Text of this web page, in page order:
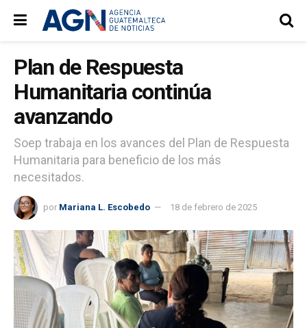
Plan de Respuesta
Humanitaria continúa
avanzando
Soep trabaja en los avances del Plan de Respuesta
Humanitaria para beneficio de los más
necesitados.
por Mariana L. Escobedo 18 de febrero de 2025